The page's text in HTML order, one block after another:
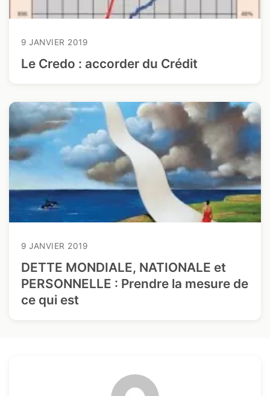
9 JANVIER 2019
Le Credo : accorder du Crédit
9 JANVIER 2019
DETTE MONDIALE, NATIONALE et
PERSONNELLE : Prendre la mesure de
ce qui est